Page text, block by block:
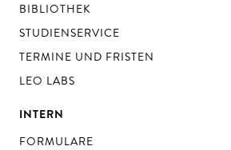
BIBLIOTHEK
STUDIENSERVICE
TERMINE UND FRISTEN
LEO LABS
INTERN
FORMULARE